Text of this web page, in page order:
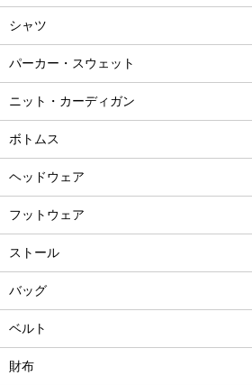
シャツ
パーカー・スウェット
ニット・カーディガン
ボトムス
ヘッドウェア
フットウェア
ストール
バッグ
ベルト
財布